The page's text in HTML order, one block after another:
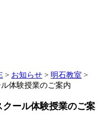
> お知らせ > 明石教室 >
体験授業のご案内
クール体験授業のご案